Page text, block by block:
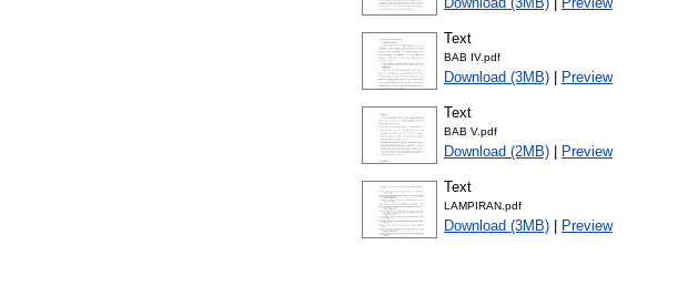
Text
BAB IV.pdf
Download (3MB)| Preview
Text
BAB V.pdf
Download (2MB)| Preview
Text
LAMPIRAN.pdf
Download (3MB)| Preview